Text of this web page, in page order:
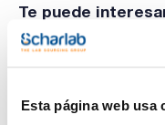
Esta página web usa
Te puede